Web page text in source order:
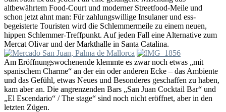
altbewährtem Food-Court und moderner Streetfood-Meile und
schon jetzt ahnt man: Für zahlungswillige Insulaner und ess-
begeisterte Touristen wird die Schlemmermeile zu einem neuen,
hippen Schlemmer-Treffpunkt. Auf jeden Fall eine Alternative zum
Mercat Olivar und der Markthalle in Santa Catalina.
Am Eröffnungswochenende klemmte es zwar noch etwas „mit
spanischem Charme“ an der ein oder anderen Ecke – das Ambiente
und das Gefühl, etwas Neues und Besonderes geschaffen zu haben,
kam aber an. Die angrenzenden Bars „San Juan Cocktail Bar“ und
„El Escendario“ / The stage“ sind noch nicht eröffnet, aber in den
letzten Zügen.